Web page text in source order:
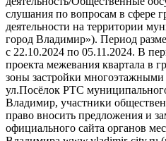
слушания по вопросам в сфере
деятельности на территории
город Владимир»). Период
с 22.10.2024 по 05.11.2024. В
проекта межевания квартала в
зоны застройки
ул.Посёлок РТС
Владимир, участники
право вносить предложения и
официального сайта органов